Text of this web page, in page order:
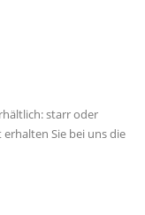
starr oder
Sie bei uns die